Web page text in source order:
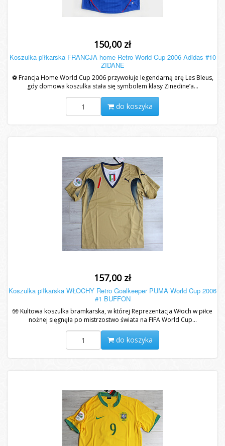
150,00 zł
Koszulka piłkarska FRANCJA home Retro World Cup 2006 Adidas #10
ZIDANE
⚽ Francja Home World Cup 2006 przywołuje legendarną erę Les Bleus,
gdy domowa koszulka stała się symbolem klasy Zinedine’a...
do koszyka
157,00 zł
Koszulka piłkarska WŁOCHY Retro Goalkeeper PUMA World Cup 2006
#1 BUFFON
🧤 Kultowa koszulka bramkarska, w której Reprezentacja Włoch w piłce
nożnej sięgnęła po mistrzostwo świata na FIFA World Cup...
do koszyka